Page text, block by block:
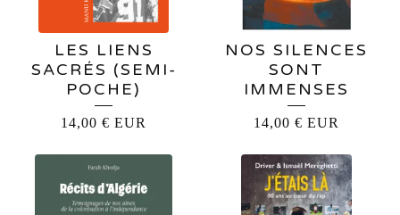
LES LIENS
SACRÉS (SEMI-
POCHE)
14,00 € EUR
NOS SILENCES
SONT
IMMENSES
14,00 € EUR